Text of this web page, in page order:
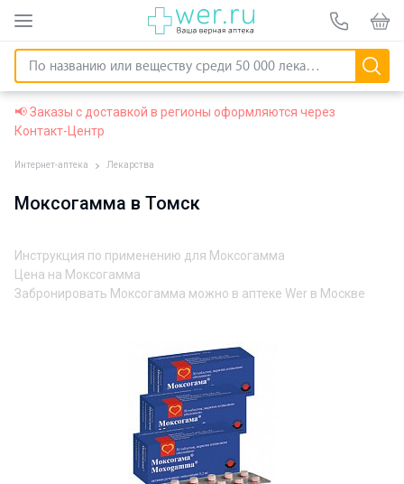
📢 Заказы с доставкой в регионы оформляются через
Контакт-Центр
Интернет-аптека Лекарства
Моксогамма в Томск
Инструкция по применению для Моксогамма
Цена на Моксогамма
Забронировать Моксогамма можно в аптеке Wer в Москве